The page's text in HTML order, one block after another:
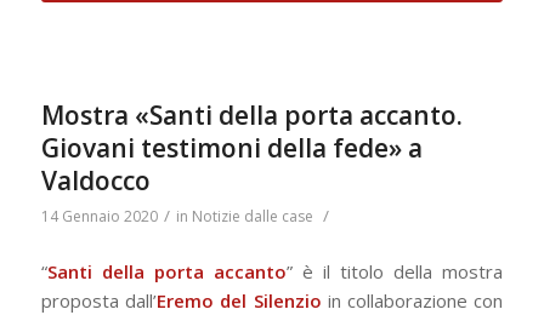
Mostra «Santi della porta accanto.
Giovani testimoni della fede» a
Valdocco
14 Gennaio 2020 / in Notizie dalle case /
“Santi della porta accanto” è il titolo della mostra
proposta dall’Eremo del Silenzio in collaborazione con